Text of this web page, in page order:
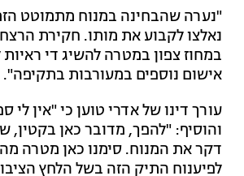
"נערה שהבחינה במנוח מתמוטט
נאלצו לקבוע את מותו. חקירת
במחוז צפון במטרה להשיג די
אישום נוספים במעורבות בתקיפה".
עורך דינו של אדרי טוען כי "אין לי
והוסיף: "להפך, מדובר כאן
דקר את המנוח. סימנו כאן מטרה
לפיענוח התיק הזה בשל הלחץ